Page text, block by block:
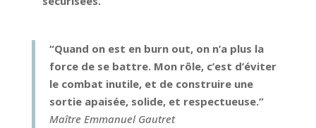
“Quand on est en burn out, on n’a plus la
force de se battre. Mon rôle, c’est d’éviter
le combat inutile, et de construire une
sortie apaisée, solide, et respectueuse.”
Maître Emmanuel Gautret